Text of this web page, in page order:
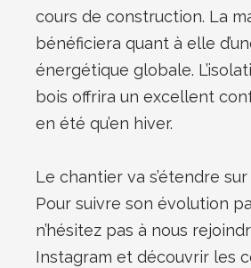
cours de construction. La
bénéficiera quant à elle
énergétique globale.
bois offrira un excellent
en été qu’en hiver.
Le chantier va s’étendre
Pour suivre son évolution
n’hésitez pas à nous
Instagram et découvrir les